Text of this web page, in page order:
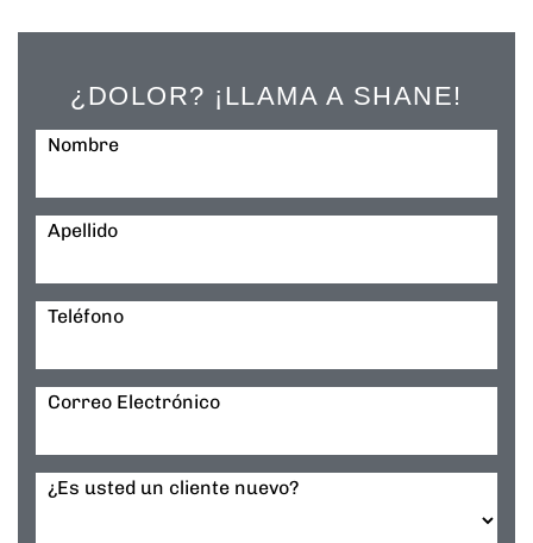
¿DOLOR? ¡LLAMA A SHANE!
Nombre
Apellido
Teléfono
Correo Electrónico
¿Es usted un cliente nuevo?